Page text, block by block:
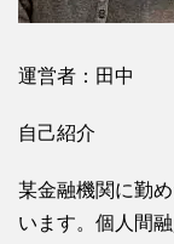
運営者：田中
自己紹介
某金融機関に勤
います。個人間